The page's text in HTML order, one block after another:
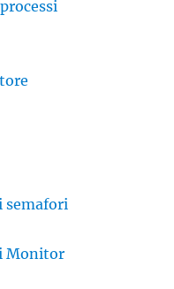
semafori
Monitor